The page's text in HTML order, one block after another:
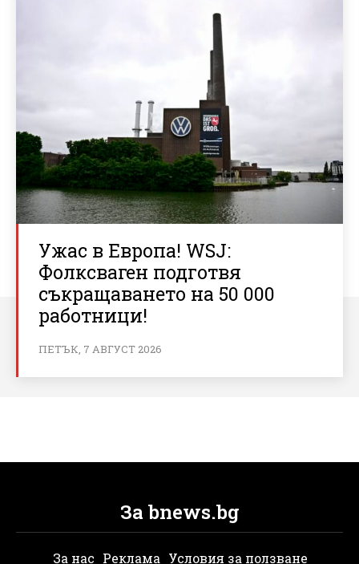
Ужас в Европа! WSJ:
Фолксваген подготвя
съкращаването на 50 000
работници!
ПЕТЪК, 7 АВГУСТ 2026
За bnews.bg
За нас Реклама Условия за ползване